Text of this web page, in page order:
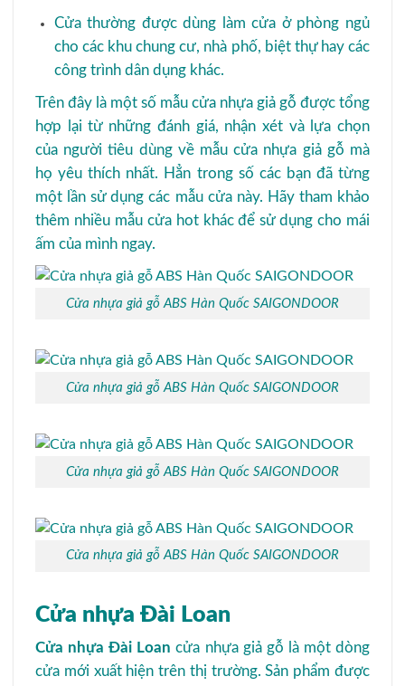
Cửa thường được dùng làm cửa ở phòng ngủ
cho các khu chung cư, nhà phố, biệt thự hay các
công trình dân dụng khác.
Trên đây là một số mẫu cửa nhựa giả gỗ được tổng
hợp lại từ những đánh giá, nhận xét và lựa chọn
của người tiêu dùng về mẫu cửa nhựa giả gỗ mà
họ yêu thích nhất. Hẳn trong số các bạn đã từng
một lần sử dụng các mẫu cửa này. Hãy tham khảo
thêm nhiều mẫu cửa hot khác để sử dụng cho mái
ấm của mình ngay.
Cửa nhựa giả gỗ ABS Hàn Quốc SAIGONDOOR
Cửa nhựa giả gỗ ABS Hàn Quốc SAIGONDOOR
Cửa nhựa giả gỗ ABS Hàn Quốc SAIGONDOOR
Cửa nhựa giả gỗ ABS Hàn Quốc SAIGONDOOR
Cửa nhựa Đài Loan
Cửa nhựa Đài Loancửa nhựa giả gỗ là một dòng
cửa mới xuất hiện trên thị trường. Sản phẩm được